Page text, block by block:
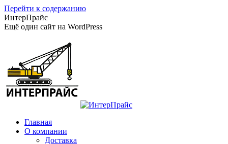
Перейти к содержанию
ИнтерПрайс
Ещё один сайт на WordPress
Главная
О компании
Доставка